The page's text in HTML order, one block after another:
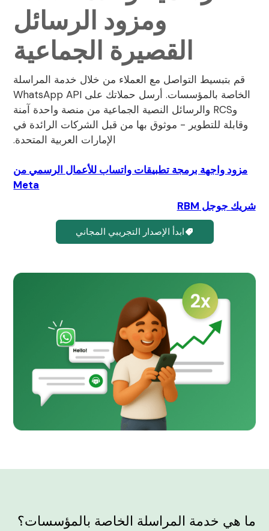
ومزود الرسائل
القصيرة الجماعية
قم بتبسيط التواصل مع العملاء من خلال خدمة المراسلة
الخاصة بالمؤسسات. أرسل حملاتك على WhatsApp API
وRCS والرسائل النصية الجماعية من منصة واحدة آمنة
وقابلة للتطوير - موثوق بها من قبل الشركات الرائدة في
الإمارات العربية المتحدة.
مزود واجهة برمجة تطبيقات واتساب للأعمال الرسمي من
Meta
شريك جوجل RBM
ابدأ الإصدار التجريبي المجاني
ما هي خدمة المراسلة الخاصة بالمؤسسات؟